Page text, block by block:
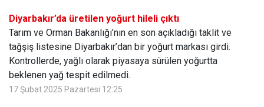
Diyarbakır’da üretilen yoğurt hileli çıktı
Tarım ve Orman Bakanlığı’nın en son açıkladığı taklit ve
tağşiş listesine Diyarbakır’dan bir yoğurt markası girdi.
Kontrollerde, yağlı olarak piyasaya sürülen yoğurtta
beklenen yağ tespit edilmedi.
17 Şubat 2025 Pazartesi 12:25